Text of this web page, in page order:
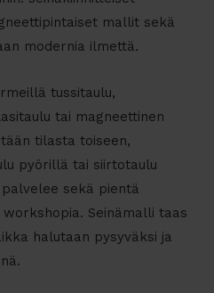
mallit sekä
modernia ilmettä.
tussitaulu,
tai magneettinen
tilasta toiseen,
pyörillä tai siirtotaulu
sekä pientä
Seinämalli taas
halutaan pysyväksi ja